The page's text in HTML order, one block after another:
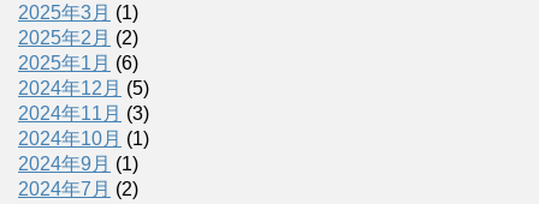
2025年3月 (1)
2025年2月 (2)
2025年1月 (6)
2024年12月 (5)
2024年11月 (3)
2024年10月 (1)
2024年9月 (1)
2024年7月 (2)